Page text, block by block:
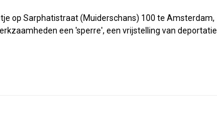
op Sarphatistraat (Muiderschans) 100 te Amsterdam,
een 'sperre', een vrijstelling van deportatie.